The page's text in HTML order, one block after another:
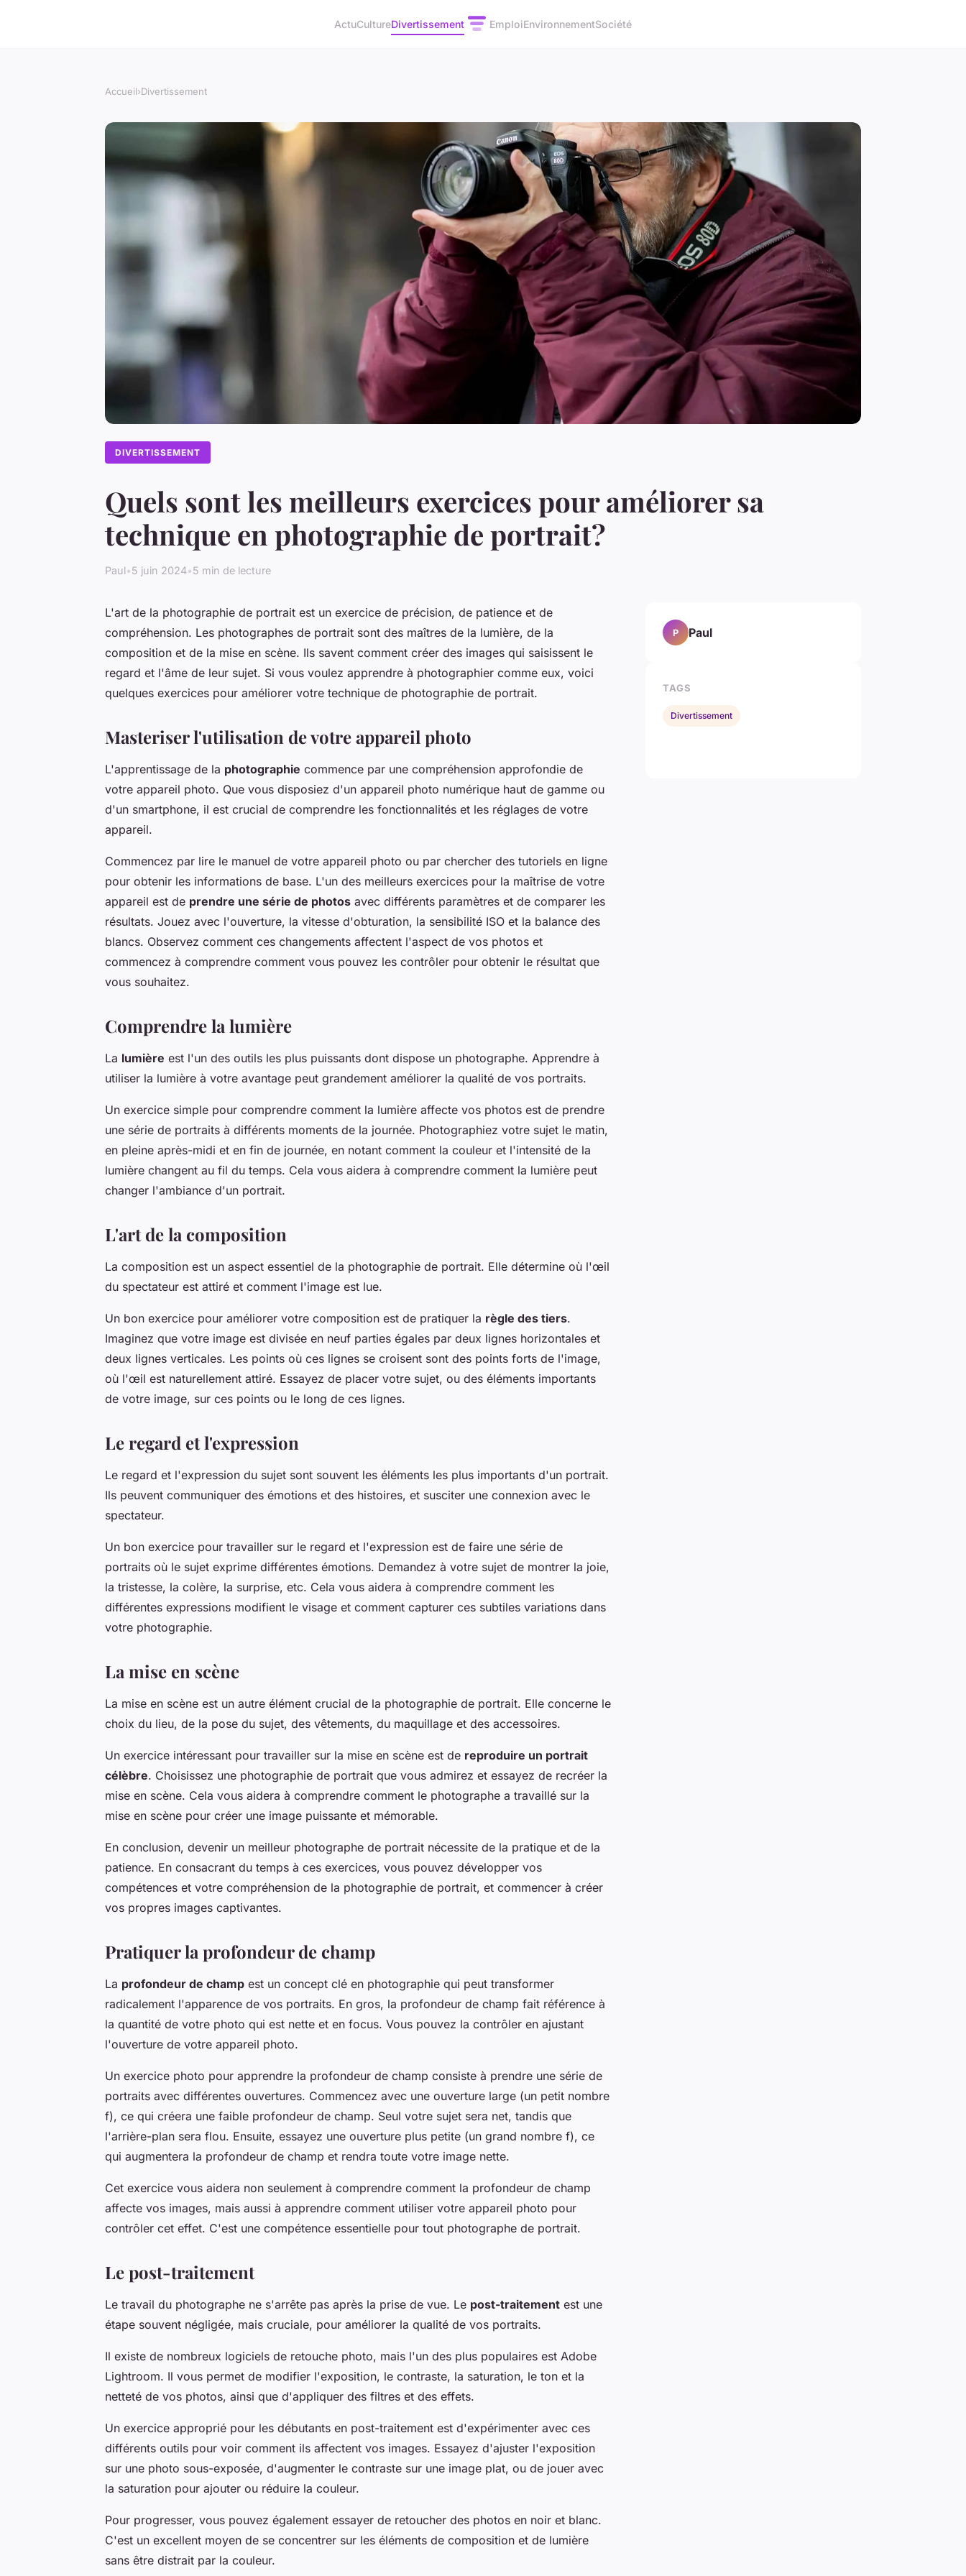
ActuCultureDivertissement EmploiEnvironnementSociété
Accueil›Divertissement
DIVERTISSEMENT
Quels sont les meilleurs exercices pour améliorer sa
technique en photographie de portrait?
Paul•5 juin 2024•5 min de lecture
L'art de la photographie de portrait est un exercice de précision, de patience et de
compréhension. Les photographes de portrait sont des maîtres de la lumière, de la
composition et de la mise en scène. Ils savent comment créer des images qui saisissent le
regard et l'âme de leur sujet. Si vous voulez apprendre à photographier comme eux, voici
quelques exercices pour améliorer votre technique de photographie de portrait.
Masteriser l'utilisation de votre appareil photo
L'apprentissage de la photographie commence par une compréhension approfondie de
votre appareil photo. Que vous disposiez d'un appareil photo numérique haut de gamme ou
d'un smartphone, il est crucial de comprendre les fonctionnalités et les réglages de votre
appareil.
Commencez par lire le manuel de votre appareil photo ou par chercher des tutoriels en ligne
pour obtenir les informations de base. L'un des meilleurs exercices pour la maîtrise de votre
appareil est de prendre une série de photos avec différents paramètres et de comparer les
résultats. Jouez avec l'ouverture, la vitesse d'obturation, la sensibilité ISO et la balance des
blancs. Observez comment ces changements affectent l'aspect de vos photos et
commencez à comprendre comment vous pouvez les contrôler pour obtenir le résultat que
vous souhaitez.
Comprendre la lumière
La lumière est l'un des outils les plus puissants dont dispose un photographe. Apprendre à
utiliser la lumière à votre avantage peut grandement améliorer la qualité de vos portraits.
Un exercice simple pour comprendre comment la lumière affecte vos photos est de prendre
une série de portraits à différents moments de la journée. Photographiez votre sujet le matin,
en pleine après-midi et en fin de journée, en notant comment la couleur et l'intensité de la
lumière changent au fil du temps. Cela vous aidera à comprendre comment la lumière peut
changer l'ambiance d'un portrait.
L'art de la composition
La composition est un aspect essentiel de la photographie de portrait. Elle détermine où l'œil
du spectateur est attiré et comment l'image est lue.
Un bon exercice pour améliorer votre composition est de pratiquer la règle des tiers.
Imaginez que votre image est divisée en neuf parties égales par deux lignes horizontales et
deux lignes verticales. Les points où ces lignes se croisent sont des points forts de l'image,
où l'œil est naturellement attiré. Essayez de placer votre sujet, ou des éléments importants
de votre image, sur ces points ou le long de ces lignes.
Le regard et l'expression
Le regard et l'expression du sujet sont souvent les éléments les plus importants d'un portrait.
Ils peuvent communiquer des émotions et des histoires, et susciter une connexion avec le
spectateur.
Un bon exercice pour travailler sur le regard et l'expression est de faire une série de
portraits où le sujet exprime différentes émotions. Demandez à votre sujet de montrer la joie,
la tristesse, la colère, la surprise, etc. Cela vous aidera à comprendre comment les
différentes expressions modifient le visage et comment capturer ces subtiles variations dans
votre photographie.
La mise en scène
La mise en scène est un autre élément crucial de la photographie de portrait. Elle concerne le
choix du lieu, de la pose du sujet, des vêtements, du maquillage et des accessoires.
Un exercice intéressant pour travailler sur la mise en scène est de reproduire un portrait
célèbre. Choisissez une photographie de portrait que vous admirez et essayez de recréer la
mise en scène. Cela vous aidera à comprendre comment le photographe a travaillé sur la
mise en scène pour créer une image puissante et mémorable.
En conclusion, devenir un meilleur photographe de portrait nécessite de la pratique et de la
patience. En consacrant du temps à ces exercices, vous pouvez développer vos
compétences et votre compréhension de la photographie de portrait, et commencer à créer
vos propres images captivantes.
Pratiquer la profondeur de champ
La profondeur de champ est un concept clé en photographie qui peut transformer
radicalement l'apparence de vos portraits. En gros, la profondeur de champ fait référence à
la quantité de votre photo qui est nette et en focus. Vous pouvez la contrôler en ajustant
l'ouverture de votre appareil photo.
Un exercice photo pour apprendre la profondeur de champ consiste à prendre une série de
portraits avec différentes ouvertures. Commencez avec une ouverture large (un petit nombre
f), ce qui créera une faible profondeur de champ. Seul votre sujet sera net, tandis que
l'arrière-plan sera flou. Ensuite, essayez une ouverture plus petite (un grand nombre f), ce
qui augmentera la profondeur de champ et rendra toute votre image nette.
Cet exercice vous aidera non seulement à comprendre comment la profondeur de champ
affecte vos images, mais aussi à apprendre comment utiliser votre appareil photo pour
contrôler cet effet. C'est une compétence essentielle pour tout photographe de portrait.
Le post-traitement
Le travail du photographe ne s'arrête pas après la prise de vue. Le post-traitement est une
étape souvent négligée, mais cruciale, pour améliorer la qualité de vos portraits.
Il existe de nombreux logiciels de retouche photo, mais l'un des plus populaires est Adobe
Lightroom. Il vous permet de modifier l'exposition, le contraste, la saturation, le ton et la
netteté de vos photos, ainsi que d'appliquer des filtres et des effets.
Un exercice approprié pour les débutants en post-traitement est d'expérimenter avec ces
différents outils pour voir comment ils affectent vos images. Essayez d'ajuster l'exposition
sur une photo sous-exposée, d'augmenter le contraste sur une image plat, ou de jouer avec
la saturation pour ajouter ou réduire la couleur.
Pour progresser, vous pouvez également essayer de retoucher des photos en noir et blanc.
C'est un excellent moyen de se concentrer sur les éléments de composition et de lumière
sans être distrait par la couleur.
P Paul
TAGS
Divertissement